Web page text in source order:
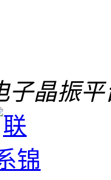
子晶振平